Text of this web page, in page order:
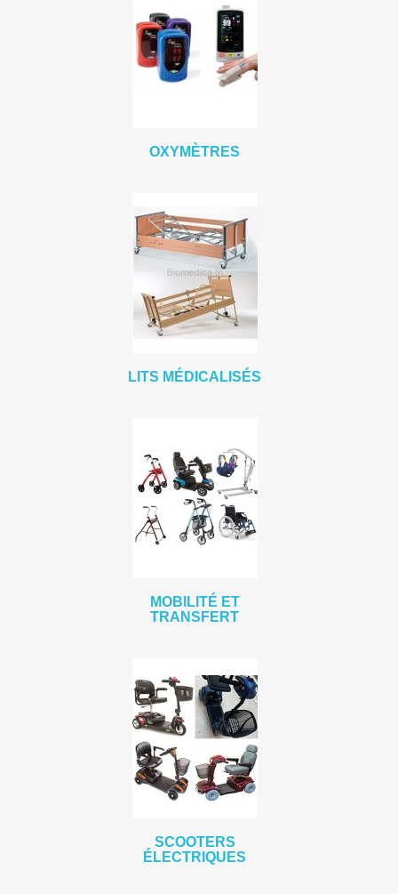
OXYMÈTRES
LITS MÉDICALISÉS
MOBILITÉ ET
TRANSFERT
SCOOTERS
ÉLECTRIQUES